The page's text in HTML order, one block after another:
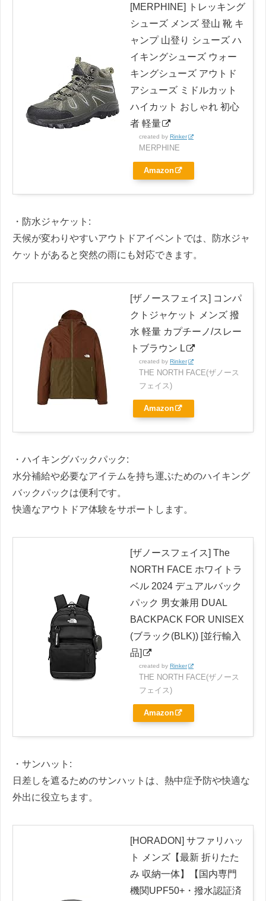
[MERPHINE] トレッキング
シューズ メンズ 登山 靴 キ
ャンプ 山登り シューズ ハ
イキングシューズ ウォー
キングシューズ アウトド
アシューズ ミドルカット
ハイカット おしゃれ 初心
者 軽量
created by Rinker
MERPHINE
Amazon
・防水ジャケット:
天候が変わりやすいアウトドアイベントでは、防水ジャ
ケットがあると突然の雨にも対応できます。
[ザノースフェイス] コンパ
クトジャケット メンズ 撥
水 軽量 カプチーノ/スレー
トブラウン L
created by Rinker
THE NORTH FACE(ザノース
フェイス)
Amazon
・ハイキングバックパック:
水分補給や必要なアイテムを持ち運ぶためのハイキング
バックパックは便利です。
快適なアウトドア体験をサポートします。
[ザノースフェイス] The
NORTH FACE ホワイトラ
ベル 2024 デュアルバック
パック 男女兼用 DUAL
BACKPACK FOR UNISEX
(ブラック(BLK)) [並行輸入
品]
created by Rinker
THE NORTH FACE(ザノース
フェイス)
Amazon
・サンハット:
日差しを遮るためのサンハットは、熱中症予防や快適な
外出に役立ちます。
[HORADON] サファリハッ
ト メンズ【最新 折りたた
み 収納一体】【国内専門
機関UPF50+・撥水認証済